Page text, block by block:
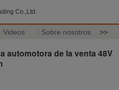
Co.,Ltd.
Videos Sobre nosotros >>
automotora de la venta 48V